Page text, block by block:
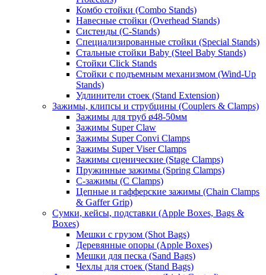
Комбо стойки (Combo Stands)
Навесные стойки (Overhead Stands)
Систенды (C-Stands)
Специализированные стойки (Special Stands)
Стальные стойки Baby (Steel Baby Stands)
Стойки Click Stands
Стойки с подъемным механизмом (Wind-Up
Stands)
Удлинители стоек (Stand Extension)
Зажимы, клипсы и струбцины (Couplers & Clamps)
Зажимы для труб ø48-50мм
Зажимы Super Claw
Зажимы Super Convi Clamps
Зажимы Super Viser Clamps
Зажимы сценические (Stage Clamps)
Пружинные зажимы (Spring Clamps)
С-зажимы (C Clamps)
Цепные и гафферские зажимы (Chain Clamps
& Gaffer Grip)
Сумки, кейсы, подставки (Apple Boxes, Bags &
Boxes)
Мешки с грузом (Shot Bags)
Деревянные опоры (Apple Boxes)
Мешки для песка (Sand Bags)
Чехлы для стоек (Stand Bags)